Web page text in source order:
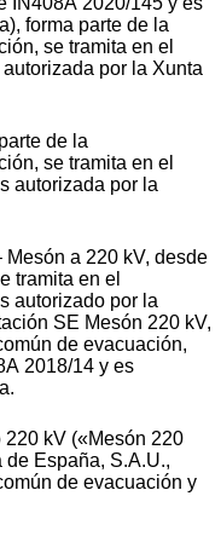
forma parte de la
se tramita en el
por la Xunta
de la
se tramita en el
autorizada por la
Mesón a 220 kV, desde
tramita en el
autorizado por la
SE Mesón 220 kV,
de evacuación,
2018/14 y es
kV («Mesón 220
España, S.A.U.,
de evacuación y